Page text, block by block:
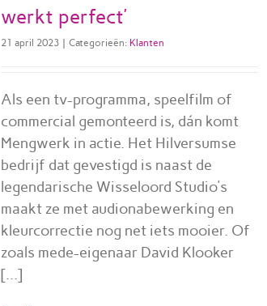
werkt perfect’
21 april 2023 | Categorieën: Klanten
Als een tv-programma, speelfilm of
commercial gemonteerd is, dán komt
Mengwerk in actie. Het Hilversumse
bedrijf dat gevestigd is naast de
legendarische Wisseloord Studio’s
maakt ze met audionabewerking en
kleurcorrectie nog net iets mooier. Of
zoals mede-eigenaar David Klooker
[...]